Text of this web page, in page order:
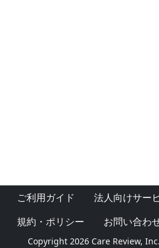
ご利用ガイド 法人向けサー
規約・ポリシー
お問い合わ
Copyright 2026 Care Review,